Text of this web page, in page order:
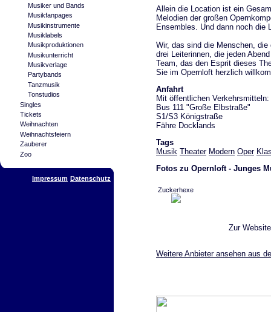
Musiker und Bands
Musikfanpages
Musikinstrumente
Musiklabels
Musikproduktionen
Musikunterricht
Musikverlage
Partybands
Tanzmusik
Tonstudios
Singles
Tickets
Weihnachten
Weihnachtsfeiern
Zauberer
Zoo
Impressum Datenschutz
Allein die Location ist ein
Melodien der großen
Ensembles. Und dann noch die
Wir, das sind die Menschen,
drei Leiterinnen, die jeden
Team, das den Esprit dieses
Sie im Opernloft herzlich
Anfahrt
Mit öffentlichen Verkehrsmitteln:
Bus 111 "Große Elbstraße"
S1/S3 Königstraße
Fähre Docklands
Tags
Musik Theater Modern Oper
Fotos zu Opernloft - Junges
Zuckerhexe
Zur
Weitere Anbieter ansehen aus